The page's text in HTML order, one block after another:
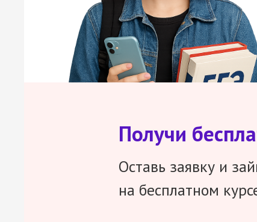
Получи
Оставь заявку и
на бесплатном